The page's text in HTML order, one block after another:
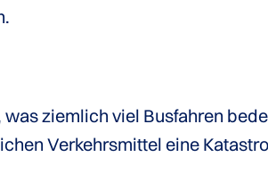
ziemlich viel Busfahren
Verkehrsmittel eine